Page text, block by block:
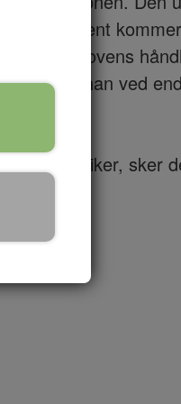
en betjent
har lovens
og han ved
sker